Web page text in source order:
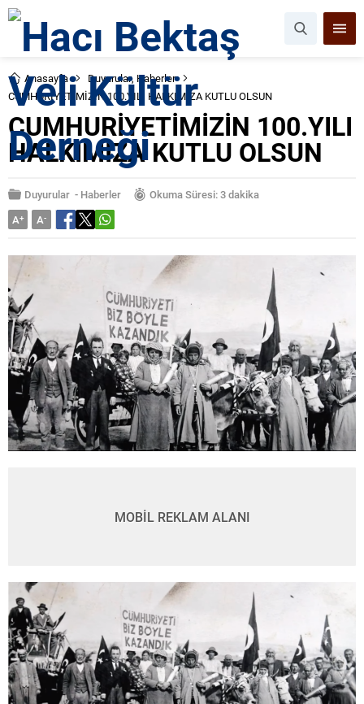
Anasayfa Duyurular, Haberler
CUMHURİYETİMİZİN 100.YILI HALKIMIZA KUTLU OLSUN
CUMHURİYETİMİZİN 100.YILI
HALKIMIZA KUTLU OLSUN
Duyurular - Haberler
Okuma Süresi: 3 dakika
A+ A-
MOBİL REKLAM ALANI